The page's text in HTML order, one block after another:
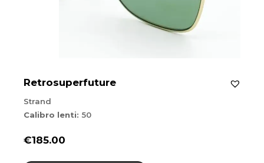
Retrosuperfuture
Strand
Calibro lenti: 50
€185.00